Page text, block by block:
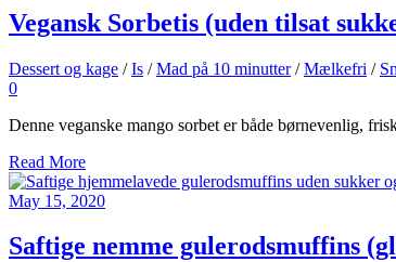
Vegansk Sorbetis (uden tilsat
Dessert og kage /Is /Mad på 10 minutter/Mælkefri /
0
Denne veganske mango sorbet er både børnevenlig,
Read More
May 15, 2020
Saftige nemme gulerodsmuffins